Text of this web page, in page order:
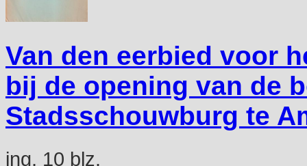
Van den eerbied voor
bij de opening van de
Stadsschouwburg te
ing, 10 blz.